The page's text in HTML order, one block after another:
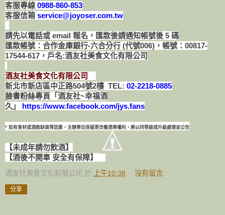
客服專線 0988-860-853
客服信箱 service@joyoser.com.tw
請先以電話或 email 報名，匯款後請通知帳號後 5 碼
匯款帳號：合作金庫銀行-六合分行 (代號006)，帳號：00817-
17544-617，戶名:酒友社美食文化有限公司
酒友社美食文化有限公司
新北市新店區中正路504號2樓 TEL: 02-2218-0885
臉書粉絲專頁「酒友社~幸福酒
久」 https://www.facebook.com/jys.fans
* 如有食材或酒款缺貨等因素，主辦單位保留更改餐酒單權利，將以同等級或升級處理並公告
【未成年請勿飲酒】
【酒後不開車 安全有保障】
酒友社美食文化有限公司 於 上午10:38 沒有留言:
分享